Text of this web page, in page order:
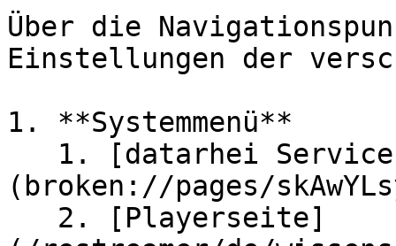
Über die
Einstellungen der
1. **Systemmenü**
(broken://pages/